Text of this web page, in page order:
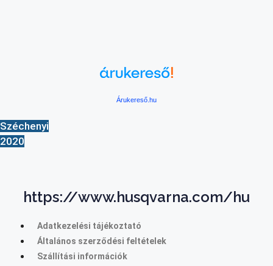
Árukereső.hu
Széchenyi
2020
https://www.husqvarna.com/hu
Adatkezelési tájékoztató
Általános szerződési feltételek
Szállítási információk